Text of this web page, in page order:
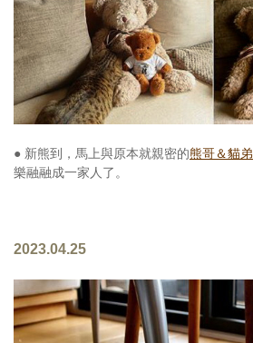
● 新熊到，馬上與原本就親密的熊哥＆貓弟
樂融融成一家人了。
2023.04.25